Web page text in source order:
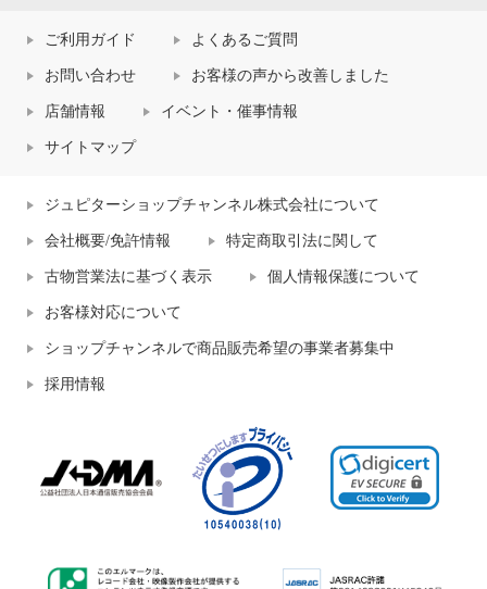
ご利用ガイド よくあるご質問
お問い合わせ お客様の声から改善しました
店舗情報 イベント・催事情報
サイトマップ
ジュピターショップチャンネル株式会社について
会社概要/免許情報 特定商取引法に関して
古物営業法に基づく表示 個人情報保護について
お客様対応について
ショップチャンネルで商品販売希望の事業者募集中
採用情報